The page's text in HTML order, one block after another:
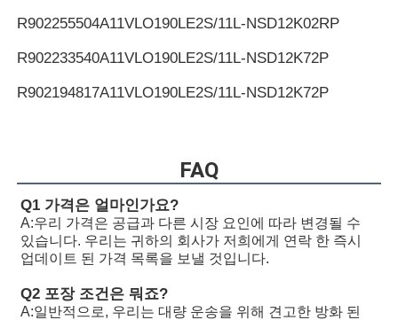
R902255504A11VLO190LE2S/11L-NSD12K02RP
R902233540A11VLO190LE2S/11L-NSD12K72P
R902194817A11VLO190LE2S/11L-NSD12K72P
A11VLO190LE2S/11L-NTD12K02P
R902233884A11VLO190LE2S/11L-NZD12K02H
R902106321A11VLO190LE2S/11L-NZD12K02H
R902198594A11VLO190LE2S/11L-NZD12K02H
R902220946A11VLO190LE2S/11L-NZD12K02P
FAQ
Q1 가격은 얼마인가요?
A:우리 가격은 공급과 다른 시장 요인에 따라 변경될 수
있습니다. 우리는 귀하의 회사가 저희에게 연락 한 즉시
업데이트 된 가격 목록을 보낼 것입니다.
Q2 포장 조건은 뭐죠?
A:일반적으로, 우리는 대량 운송을 위해 견고한 방화 된